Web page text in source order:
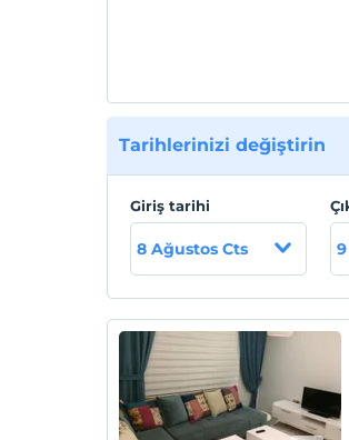
Tarihlerinizi değiştirin
Giriş tarihi
8 Ağustos Cts